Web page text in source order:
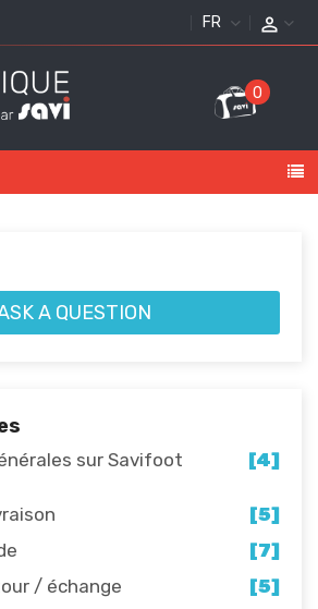
FRANÇAIS
0
A QUESTION
sur Savifoot
[4]
[5]
[7]
/ échange
[5]